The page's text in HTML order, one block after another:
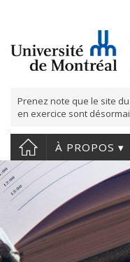
Prenez note que le site
en exercice sont
À PROPOS